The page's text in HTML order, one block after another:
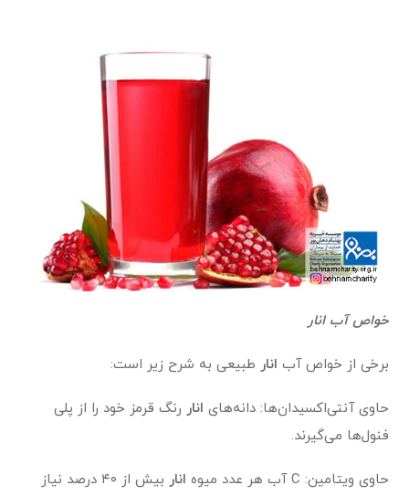
خواص آب انار
برخی از خواص آب انار طبیعی به شرح زیر است:
حاوی آنتی‌اکسیدان‌ها: دانه‌های انار رنگ قرمز خود را از پلی
فنول‌ها می‌گیرند.
حاوی ویتامین: C آب هر عدد میوه انار
بیش از ۴۰ درصد نیاز